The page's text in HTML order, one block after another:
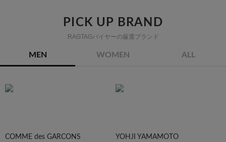
PICK UP BRAND
RAGTAGバイヤーの厳選ブランド
MEN WOMEN ALL
COMME des GARCONS YOHJI YAMAMOTO